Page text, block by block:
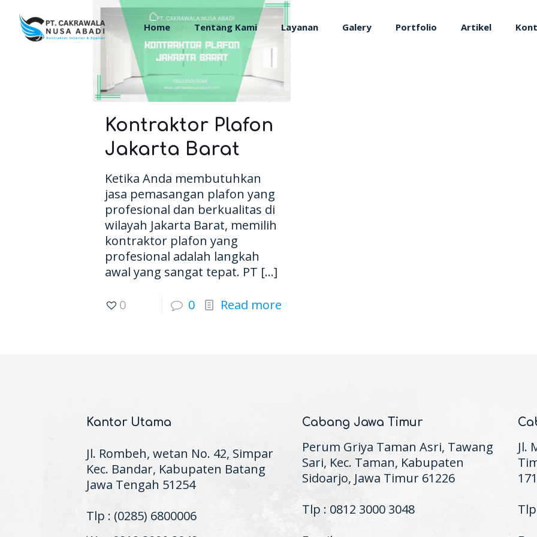
Home Tentang Kami Layanan Galery Portfolio Artikel
Kontraktor Plafon
Jakarta Barat
Ketika Anda membutuhkan
jasa pemasangan plafon yang
profesional dan berkualitas di
wilayah Jakarta Barat, memilih
kontraktor plafon yang
profesional adalah langkah
awal yang sangat tepat. PT […]
0 0 Read more
Kantor Utama
Jl. Rombeh, wetan No. 42, Simpar
Kec. Bandar, Kabupaten Batang
Jawa Tengah 51254
Tlp : (0285) 6800006
Cabang Jawa Timur
Perum Griya Taman Asri, Tawang
Sari, Kec. Taman, Kabupaten
Sidoarjo, Jawa Timur 61226
Tlp : 0812 3000 3048
Jl.